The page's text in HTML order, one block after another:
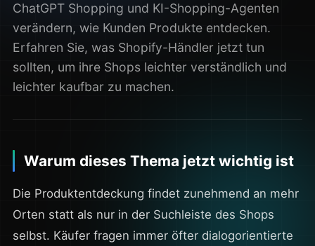
ChatGPT Shopping und KI-Shopping-Agenten
verändern, wie Kunden Produkte entdecken.
Erfahren Sie, was Shopify-Händler jetzt tun
sollten, um ihre Shops leichter verständlich und
leichter kaufbar zu machen.
Warum dieses Thema jetzt wichtig ist
Die Produktentdeckung findet zunehmend an mehr
Orten statt als nur in der Suchleiste des Shops
selbst. Käufer fragen immer öfter dialogorientierte